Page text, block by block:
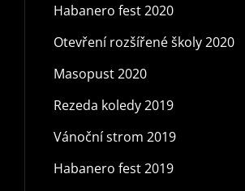
Habanero fest 2020
Otevření rozšířené školy 2020
Masopust 2020
Rezeda koledy 2019
Vánoční strom 2019
Habanero fest 2019